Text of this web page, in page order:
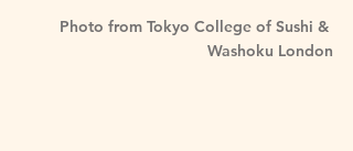
Photo from Tokyo College of Sushi &
Washoku London